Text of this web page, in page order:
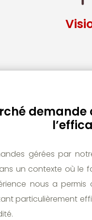
demande
gérées par
un contexte où le
nous a permis
particulièrement